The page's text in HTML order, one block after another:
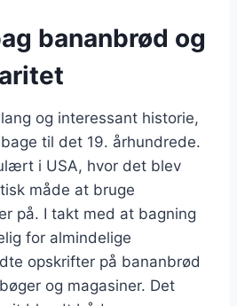
bananbrød og
og interessant historie,
til det 19. århundrede.
i USA, hvor det blev
måde at bruge
på. I takt med at bagning
for almindelige
opskrifter på bananbrød
og magasiner. Det